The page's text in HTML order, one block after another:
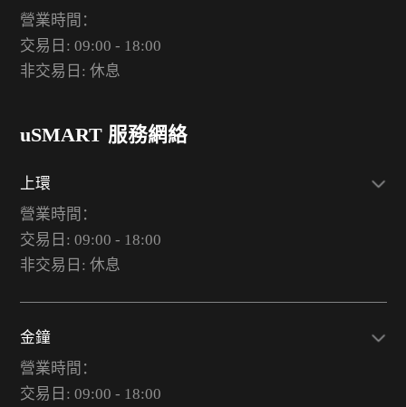
營業時間：
交易日: 09:00 - 18:00
非交易日: 休息
uSMART 服務網絡
上環
營業時間：
交易日: 09:00 - 18:00
非交易日: 休息
金鐘
營業時間：
交易日: 09:00 - 18:00